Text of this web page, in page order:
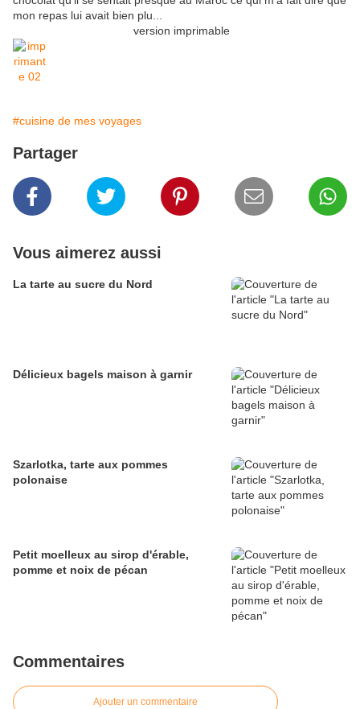
mon repas lui avait bien plu...
version imprimable
#cuisine de mes voyages
Partager
Vous aimerez aussi
La tarte au sucre du Nord
Délicieux bagels maison à garnir
Szarlotka, tarte aux pommes
polonaise
Petit moelleux au sirop d'érable,
pomme et noix de pécan
Commentaires
Ajouter un commentaire